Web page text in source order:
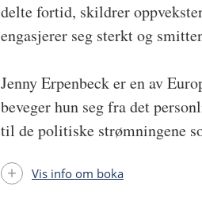
delte fortid, skildrer
engasjerer seg sterkt og
Jenny Erpenbeck er en av
beveger hun seg fra det
til de politiske strømningene
Vis info om boka